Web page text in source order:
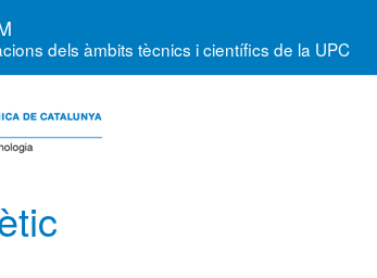
dels àmbits tècnics i científics de la UPC